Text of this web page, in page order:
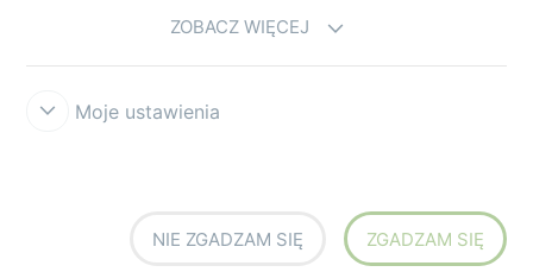
ZOBACZ WIĘCEJ
Moje ustawienia
NIE ZGADZAM SIĘ ZGADZAM SIĘ